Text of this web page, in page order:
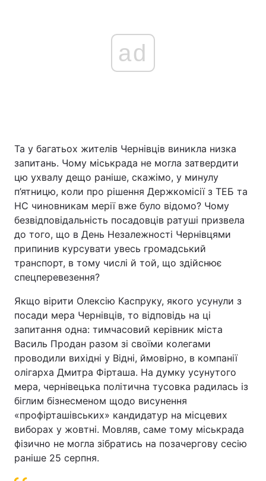
ad
Та у багатьох жителів Чернівців виникла низка
запитань. Чому міськрада не могла затвердити
цю ухвалу дещо раніше, скажімо, у минулу
п’ятницю, коли про рішення Держкомісії з ТЕБ та
НС чиновникам мерії вже було відомо? Чому
безвідповідальність посадовців ратуші призвела
до того, що в День Незалежності Чернівцями
припинив курсувати увесь громадський
транспорт, в тому числі й той, що здійснює
спецперевезення?
Якщо вірити Олексію Каспруку, якого усунули з
посади мера Чернівців, то відповідь на ці
запитання одна: тимчасовий керівник міста
Василь Продан разом зі своїми колегами
проводили вихідні у Відні, ймовірно, в компанії
олігарха Дмитра Фірташа. На думку усунутого
мера, чернівецька політична тусовка радилась із
біглим бізнесменом щодо висунення
«профірташівських» кандидатур на місцевих
виборах у жовтні. Мовляв, саме тому міськрада
фізично не могла зібратись на позачергову сесію
раніше 25 серпня.